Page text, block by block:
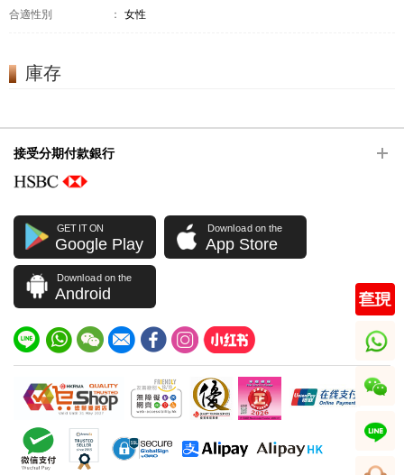
合適性別 ： 女性
庫存
接受分期付款銀行
GET IT ON
Google Play
Download on the
App Store
Download on the
Android
whatsapp